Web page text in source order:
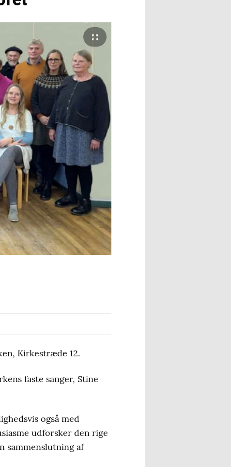
Kirkestræde 12.
faste sanger, Stine
også med
udforsker den rige
sammenslutning af